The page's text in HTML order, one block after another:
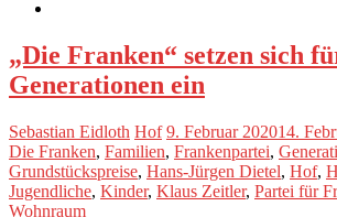
„Die Franken“ setzen sich
Generationen ein
Sebastian Eidloth Hof 9. Februar 202014.
Die Franken, Familien, Frankenpartei,
Grundstückspreise, Hans-Jürgen Dietel, Hof,
Jugendliche, Kinder, Klaus Zeitler, Partei für
Wohnraum